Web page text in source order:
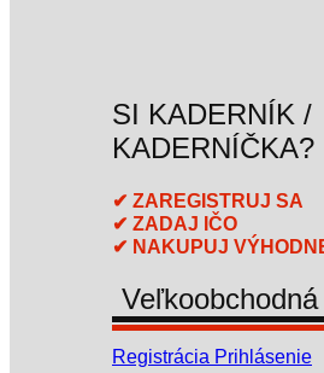
SI KADERNÍK /
KADERNÍČKA?
✔ ZAREGISTRUJ SA
✔ ZADAJ IČO
✔ NAKUPUJ
Registrácia Prihlásenie